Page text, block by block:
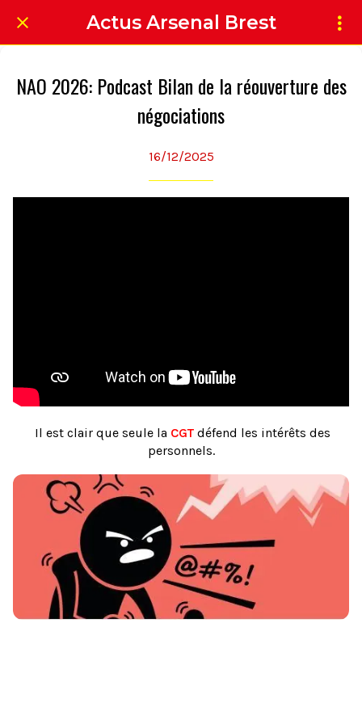
Actus Arsenal Brest
NAO 2026: Podcast Bilan de la réouverture des
négociations
16/12/2025
Il est clair que seule la CGT défend les intérêts des
personnels.